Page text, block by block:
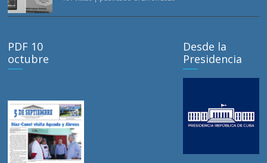
PDF 10
octubre
Desde la
Presidencia